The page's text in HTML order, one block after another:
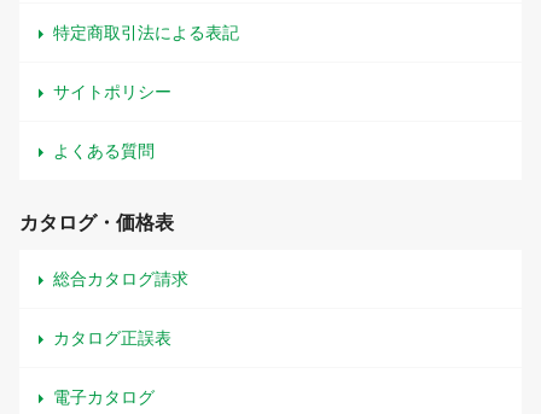
特定商取引法による表記
サイトポリシー
よくある質問
カタログ・価格表
総合カタログ請求
カタログ正誤表
電子カタログ